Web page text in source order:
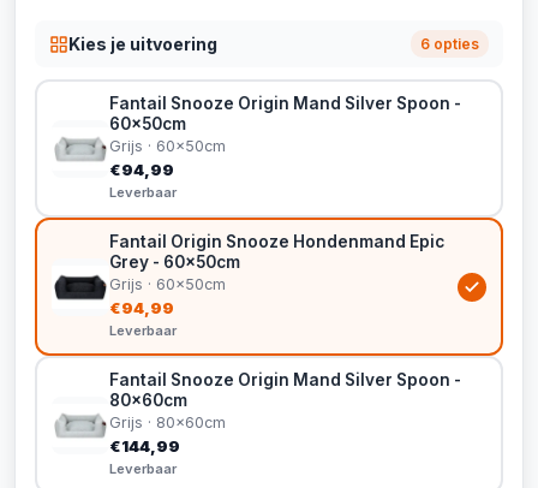
Kies je uitvoering 6 opties
Fantail Snooze Origin Mand Silver Spoon -
60x50cm
Grijs · 60x50cm
€94,99
Leverbaar
Fantail Origin Snooze Hondenmand Epic
Grey - 60x50cm
Grijs · 60x50cm
€94,99
Leverbaar
Fantail Snooze Origin Mand Silver Spoon -
80x60cm
Grijs · 80x60cm
€144,99
Leverbaar